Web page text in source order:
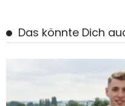
Das könnte Dich